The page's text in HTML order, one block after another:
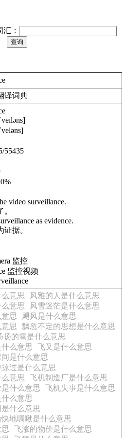
：
译词典
55435
video surveillance.
as evidence.
据。
监控
监控视频
意思
风雅的人是什么意思
意思
风雪迷茫是什么意思
思
飓风是什么意思
思
飘忽不定的思想是什么意思
扬的雪是什么意思
么意思
飞叉是什么意思
是什么意思
过是什么意思
意思
飞机制造厂是什么意思
什么意思
飞机失事是什么意思
么意思
什么意思
地啁啾是什么意思
飞涨的物价是什么意思